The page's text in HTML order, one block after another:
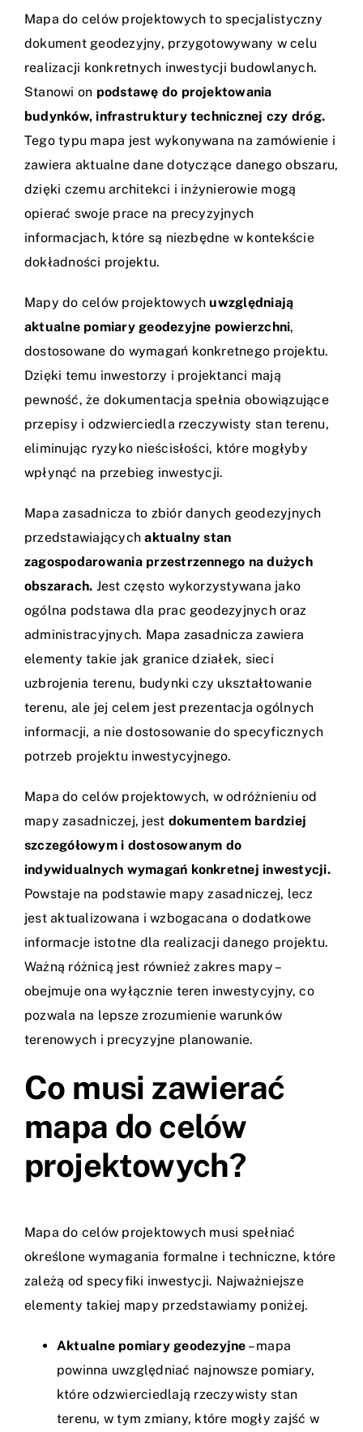
Mapa do celów projektowych to specjalistyczny
dokument geodezyjny, przygotowywany w celu
realizacji konkretnych inwestycji budowlanych.
Stanowi on podstawę do projektowania
budynków, infrastruktury technicznej czy dróg.
Tego typu mapa jest wykonywana na zamówienie i
zawiera aktualne dane dotyczące danego obszaru,
dzięki czemu architekci i inżynierowie mogą
opierać swoje prace na precyzyjnych
informacjach, które są niezbędne w kontekście
dokładności projektu.
Mapy do celów projektowychuwzględniają
aktualne pomiary geodezyjne powierzchni,
dostosowane do wymagań konkretnego projektu.
Dzięki temu inwestorzy i projektanci mają
pewność, że dokumentacja spełnia obowiązujące
przepisy i odzwierciedla rzeczywisty stan terenu,
eliminując ryzyko nieścisłości, które mogłyby
wpłynąć na przebieg inwestycji.
Mapa zasadnicza to zbiór danych geodezyjnych
przedstawiającychaktualny stan
zagospodarowania przestrzennego na dużych
obszarach. Jest często wykorzystywana jako
ogólna podstawa dla prac geodezyjnych oraz
administracyjnych. Mapa zasadnicza zawiera
elementy takie jak granice działek, sieci
uzbrojenia terenu, budynki czy ukształtowanie
terenu, ale jej celem jest prezentacja ogólnych
informacji, a nie dostosowanie do specyficznych
potrzeb projektu inwestycyjnego.
Mapa do celów projektowych, w odróżnieniu od
mapy zasadniczej, jest dokumentem bardziej
szczegółowym i dostosowanym do
indywidualnych wymagań konkretnej inwestycji.
Powstaje na podstawie mapy zasadniczej, lecz
jest aktualizowana i wzbogacana o dodatkowe
informacje istotne dla realizacji danego projektu.
Ważną różnicą jest również zakres mapy –
obejmuje ona wyłącznie teren inwestycyjny, co
pozwala na lepsze zrozumienie warunków
terenowych i precyzyjne planowanie.
Co musi zawierać
mapa do celów
projektowych?
Mapa do celów projektowych musi spełniać
określone wymagania formalne i techniczne, które
zależą od specyfiki inwestycji. Najważniejsze
elementy takiej mapy przedstawiamy poniżej.
Aktualne pomiary geodezyjne – mapa
powinna uwzględniać najnowsze pomiary,
które odzwierciedlają rzeczywisty stan
terenu, w tym zmiany, które mogły zajść w